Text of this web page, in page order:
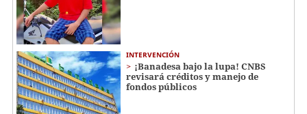
INTERVENCIÓN
¡Banadesa bajo la lupa! CNBS
revisará créditos y manejo de
fondos públicos